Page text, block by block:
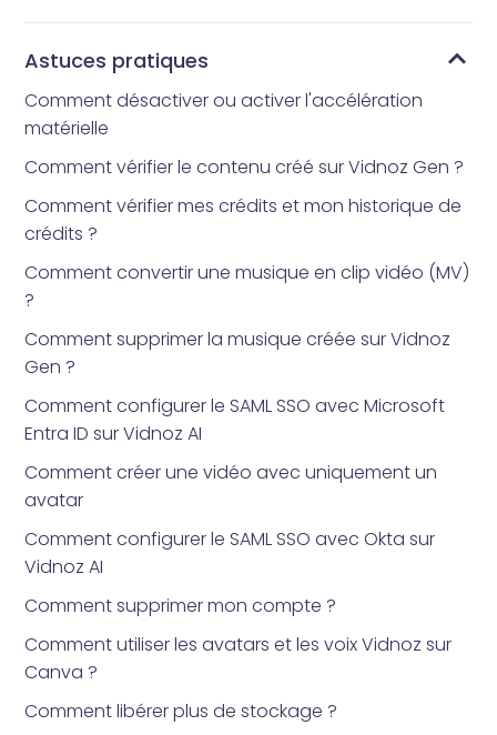
Astuces pratiques
Comment désactiver ou activer l'accélération
matérielle
Comment vérifier le contenu créé sur Vidnoz Gen ?
Comment vérifier mes crédits et mon historique de
crédits ?
Comment convertir une musique en clip vidéo (MV)
?
Comment supprimer la musique créée sur Vidnoz
Gen ?
Comment configurer le SAML SSO avec Microsoft
Entra ID sur Vidnoz AI
Comment créer une vidéo avec uniquement un
avatar
Comment configurer le SAML SSO avec Okta sur
Vidnoz AI
Comment supprimer mon compte ?
Comment utiliser les avatars et les voix Vidnoz sur
Canva ?
Comment libérer plus de stockage ?